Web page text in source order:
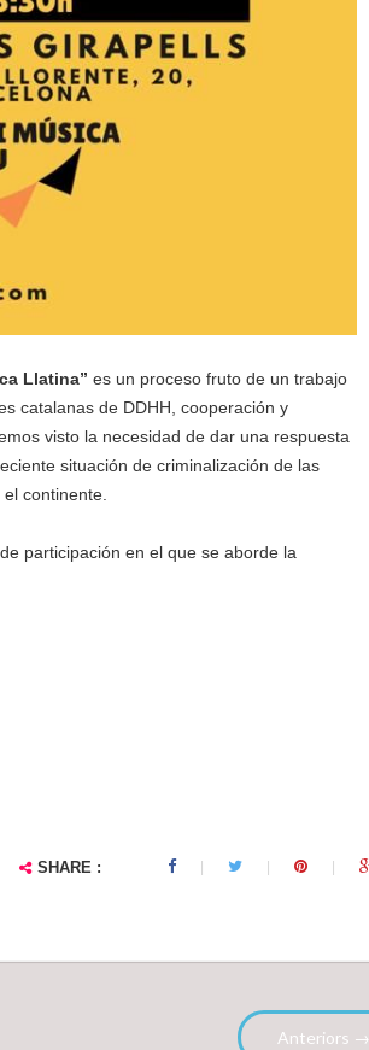
Llatina” es un proceso fruto de un trabajo
catalanas de DDHH, cooperación y
visto la necesidad de dar una respuesta
situación de criminalización de las
continente.
participación en el que se aborde la
SHARE :
Anteriors →